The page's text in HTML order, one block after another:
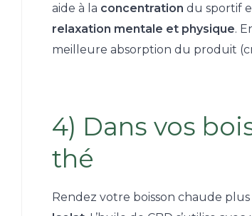
aide à la concentration du sportif
relaxation mentale et physique.
meilleure absorption du produit
4) Dans vos
thé
Rendez votre boisson chaude